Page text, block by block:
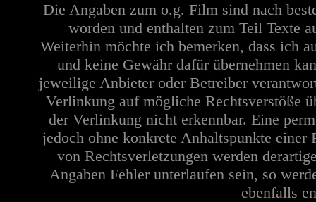
Die Angaben zum o.g. Film sind nach
worden und enthalten zum Teil Texte
Weiterhin möchte ich bemerken, dass ich
und keine Gewähr dafür übernehmen
jeweilige Anbieter oder Betreiber
Verlinkung auf mögliche Rechtsverstöße
der Verlinkung nicht erkennbar. Eine
jedoch ohne konkrete Anhaltspunkte
von Rechtsverletzungen werden
Angaben Fehler unterlaufen sein, so
ebenfalls